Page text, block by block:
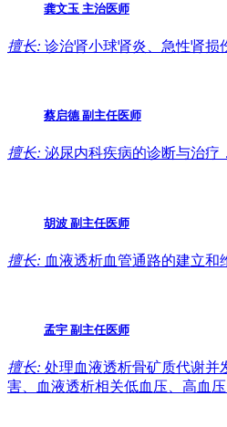
龚文玉 主治医师
擅长: 诊治肾小球肾炎、急性肾损
蔡启德副主任医师
擅长: 泌尿内科疾病的诊断与治疗
胡波 副主任医师
擅长: 血液透析血管通路的建立和
孟宇 副主任医师
擅长: 处理血液透析骨矿质代谢并
害、血液透析相关低血压、高血